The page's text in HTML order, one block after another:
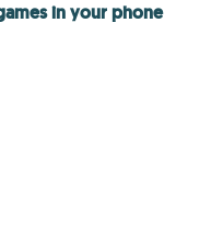
in your phone